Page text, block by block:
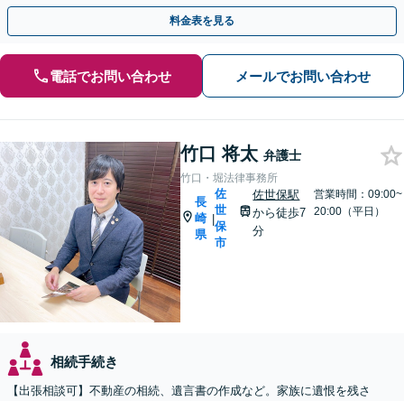
点に計6人弁護士在籍】
料金表を見る
電話でお問い合わせ メールでお問い合わせ
竹口 将太 弁護士
竹口・堀法律事務所
長
崎
県
|
佐
世
保
市
佐世保駅
から徒歩7
分
営業時間：09:00~
20:00（平日）
相続手続き
【出張相談可】不動産の相続、遺言書の作成など。家族に遺恨を残さ